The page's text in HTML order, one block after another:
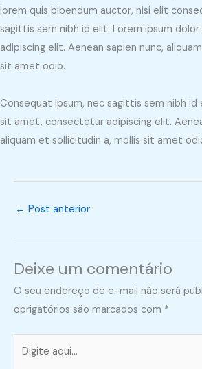
lorem quis bibendum auctor, nisi elit
sagittis sem nibh id elit. Lorem ipsum
adipiscing elit. Aenean sapien nunc,
sit amet odio.
Consequat ipsum, nec sagittis sem nibh id
sit amet, consectetur adipiscing elit.
aliquam et sollicitudin a, mollis sit amet
← Post anterior
Deixe um comentário
O seu endereço de e-mail não será
obrigatórios são marcados com *
aqui...